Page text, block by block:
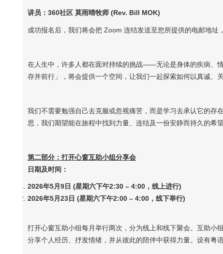
讲员： 360社区 莫雨晴牧师 (Rev. Bill MOK)
成功报名后，我们将会把 Zoom 连结发送至您所提供的电邮地址
在人生中，许多人都在面对持续的挑战——无论是身体的疾病、
存并前行」，将会提供一个空间，让我们一起探索如何以真诚、
我们不需要勉强自己去克服或忽视痛苦，而是学习去承认它的存
思，我们期望能在旅程中找到力量、连结及一份安静而持久的希望
第二部分：打开心窗互助小组分享会
日期及时间：
2026年5月 9日 (星期六下午2:30 – 4:00 ，线上进行)
2026年5月 23日 (星期六下午2:00 – 4:00 ，线下举行)
打开心窗互助小组每月举行两次，分为线上和线下聚会。互助小
分享个人经历、抒发情绪，并从彼此的陪伴中获得力量。设有粤